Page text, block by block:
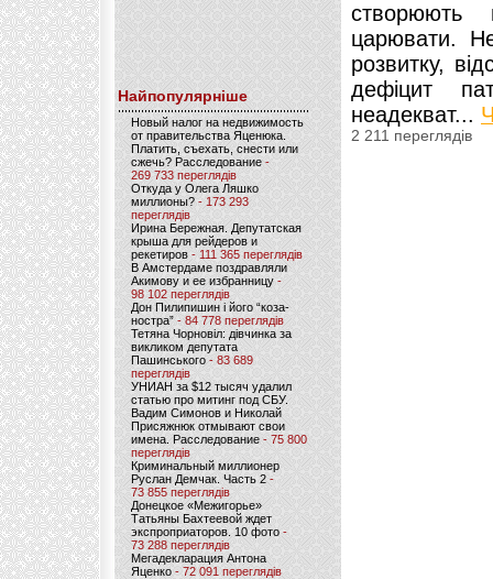
Найпопулярніше
Новый налог на недвижимость
от правительства Яценюка.
Платить, съехать, снести или
сжечь? Расследование-
269 733 переглядів
Откуда у Олега Ляшко
миллионы? - 173 293
переглядів
Ирина Бережная. Депутатская
крыша для рейдеров и
рекетиров - 111 365 переглядів
В Амстердаме поздравляли
Акимову и ее избранницу -
98 102 переглядів
Дон Пилипишин і його “коза-
ностра” - 84 778 переглядів
Тетяна Чорновіл: дівчинка за
викликом депутата
Пашинського- 83 689
переглядів
УНИАН за $12 тысяч удалил
статью про митинг под СБУ.
Вадим Симонов и Николай
Присяжнюк отмывают свои
имена. Расследование - 75 800
переглядів
Криминальный миллионер
Руслан Демчак. Часть 2-
73 855 переглядів
Донецкое «Межигорье»
Татьяны Бахтеевой ждет
экспроприаторов. 10 фото -
73 288 переглядів
Мегадекларация Антона
Яценко - 72 091 переглядів
створюють
царювати.
розвитку,
дефіцит
неадекват...
2 211 переглядів